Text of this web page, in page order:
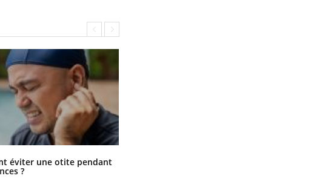
éviter une otite pendant
?